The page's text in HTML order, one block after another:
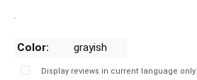
.
Color: grayish
Display reviews in current language only.